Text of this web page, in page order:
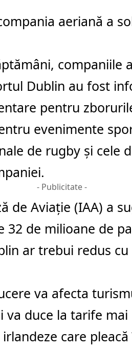
aeriană a
companiile
Dublin au fost
pentru
evenimente
de rugby și cele
- Publicitate -
de Aviație (IAA) a
32 de milioane de
ar trebui redus
va afecta
va duce la tarife
care